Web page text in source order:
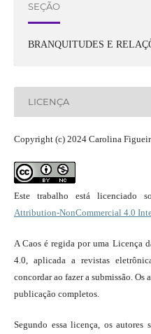
SEÇÃO
BRANQUITUDES E
LICENÇA
Copyright (c) 2024 Carolina
Este trabalho está licenciado
Attribution-NonCommercial 4.0
A Caos é regida por uma Licença
4.0, aplicada a revistas
concordar ao fazer a submissão. Os
publicação completos.
Segundo essa licença, os autores